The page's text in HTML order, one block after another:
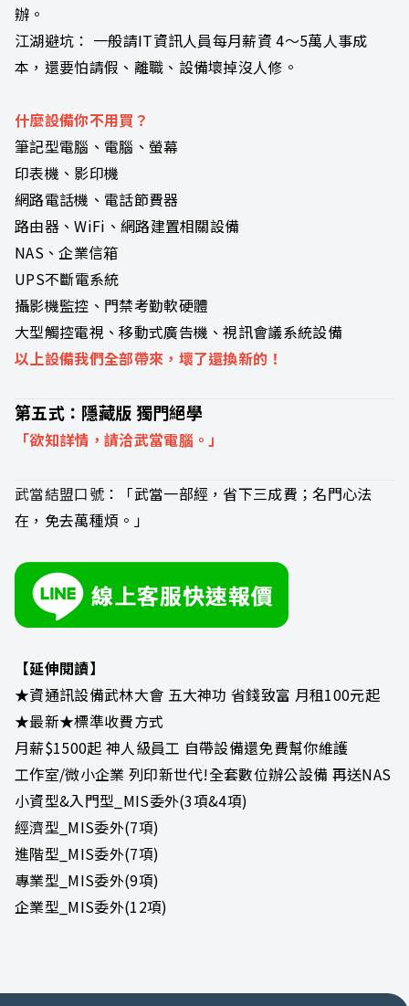
辦。
江湖避坑： 一般請IT資訊人員每月薪資 4～5萬人事成
本，還要怕請假、離職、設備壞掉沒人修。
什麼設備你不用買？
筆記型電腦、電腦、螢幕
印表機、影印機
網路電話機、電話節費器
路由器、WiFi、網路建置相關設備
NAS、企業信箱
UPS不斷電系統
攝影機監控、門禁考勤軟硬體
大型觸控電視、移動式廣告機、視訊會議系統設備
以上設備我們全部帶來，壞了還換新的！
第五式：隱藏版 獨門絕學
「欲知詳情，請洽武當電腦。」
武當結盟口號：「武當一部經，省下三成費；名門心法
在，免去萬種煩。」
【延伸閱讀】
★資通訊設備武林大會 五大神功 省錢致富 月租100元起
★最新★標準收費方式
月薪$1500起 神人級員工 自帶設備還免費幫你維護
工作室/微小企業 列印新世代!全套數位辦公設備 再送NAS
小資型&入門型_MIS委外(3項&4項)
經濟型_MIS委外(7項)
進階型_MIS委外(7項)
專業型_MIS委外(9項)
企業型_MIS委外(12項)